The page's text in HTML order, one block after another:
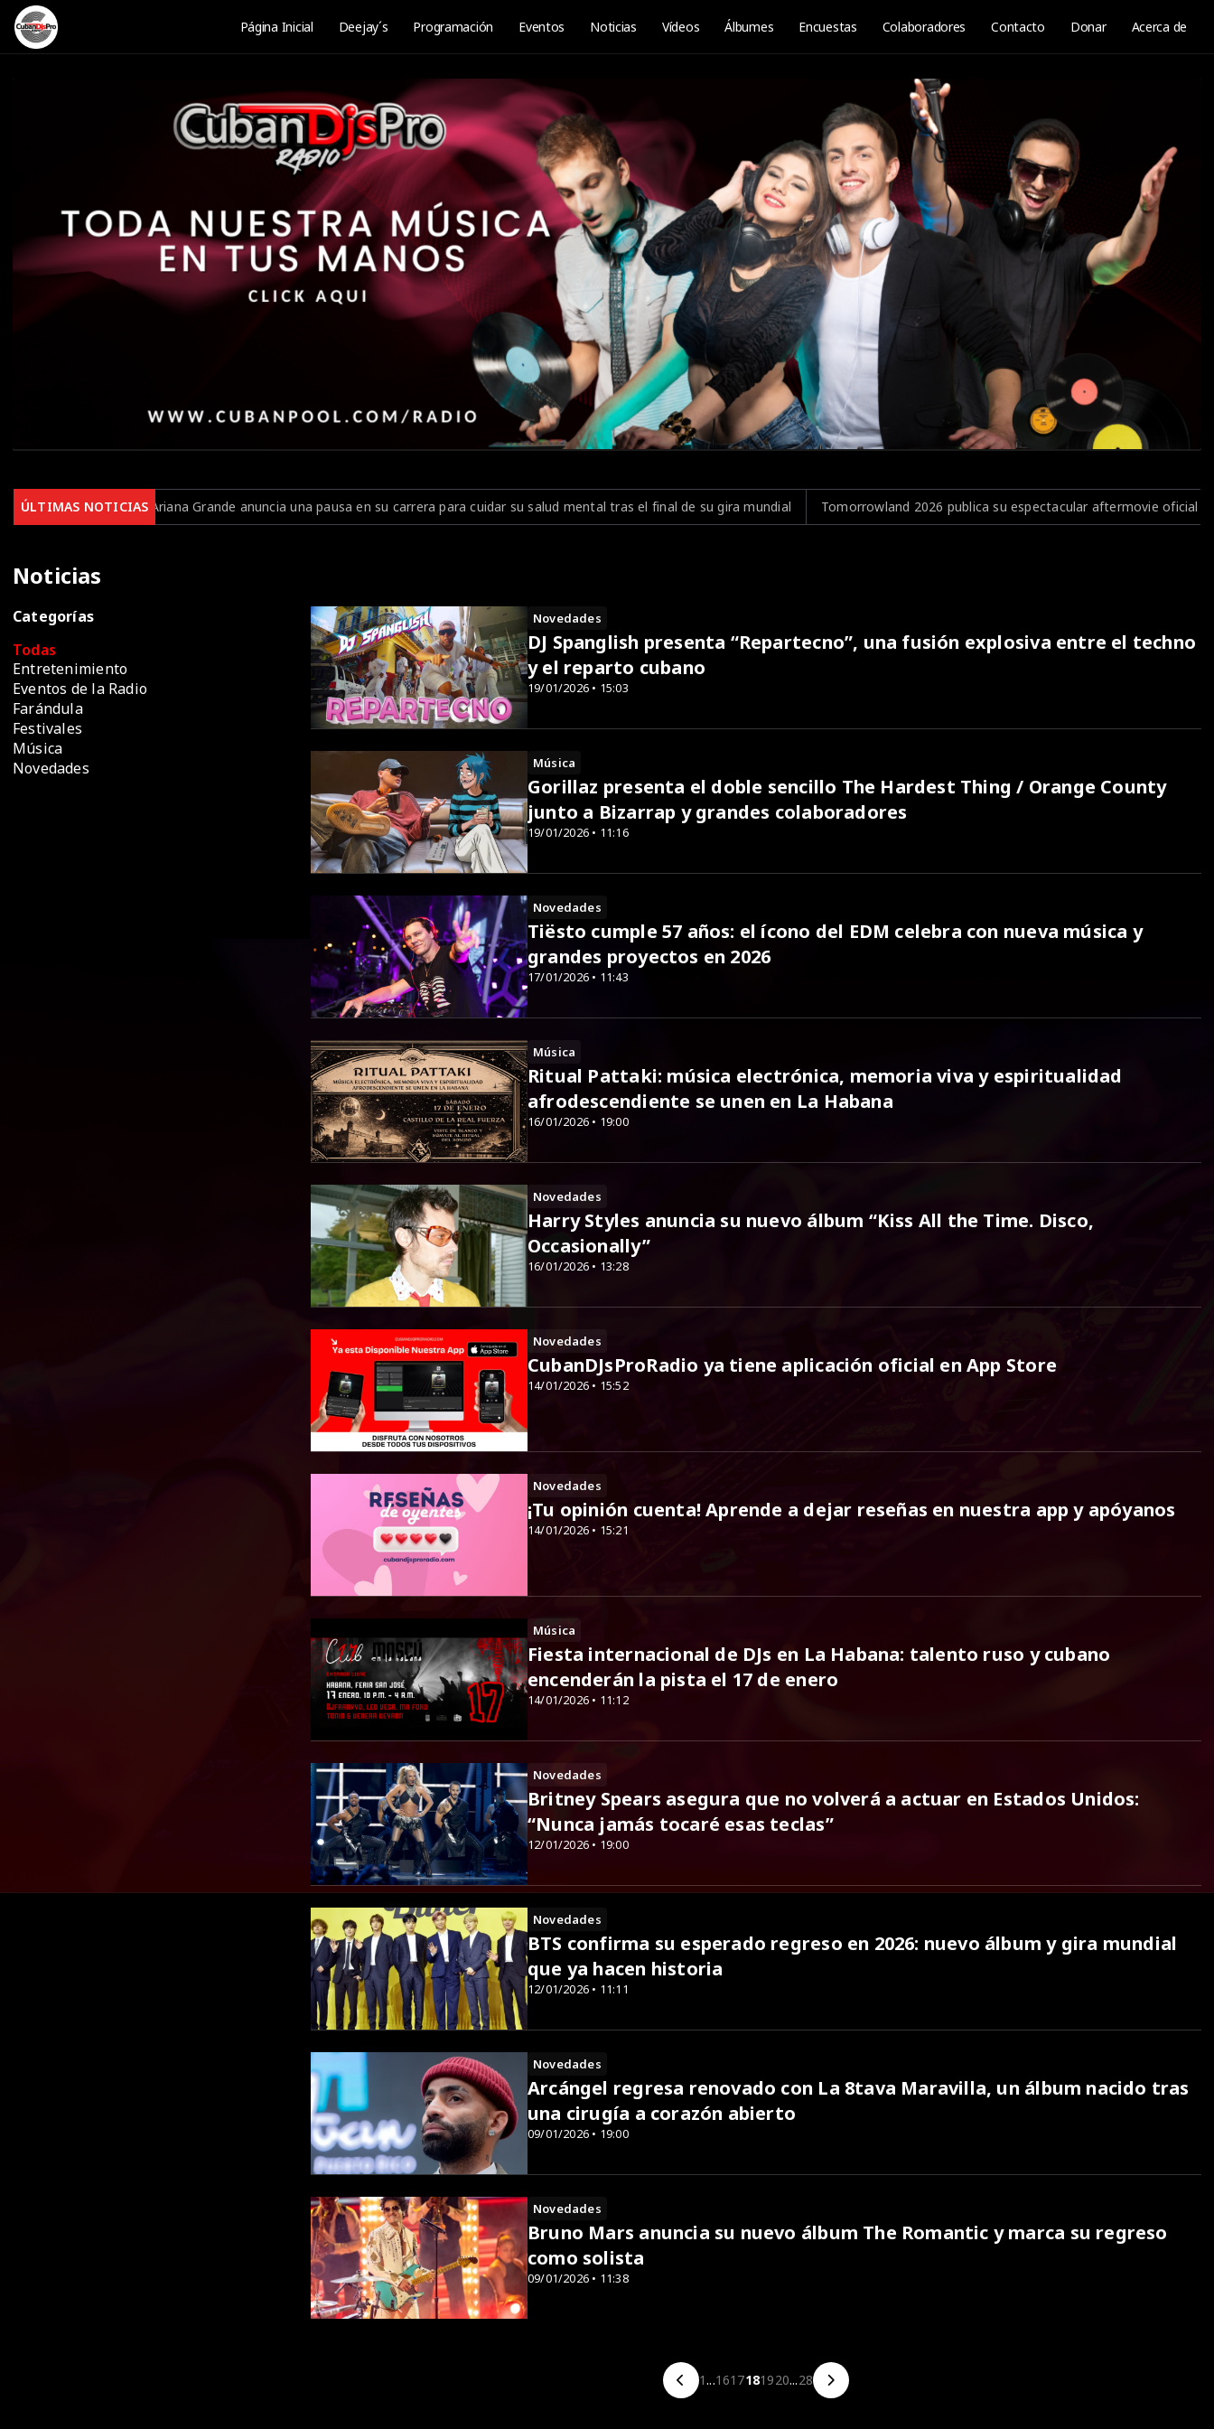
Página Inicial Deejay´s Programación Eventos Noticias Vídeos Álbumes Encuestas Colaboradores Contacto Donar Acerca de
ÚLTIMAS NOTICIAS
Ariana Grande anuncia una pausa en su carrera para cuidar su salud mental tras el final de su gira mundial Tomorrowland 2026 publica su espectacular aftermovie oficial y revive la magia del
Noticias
Categorías
Todas
Entretenimiento
Eventos de la Radio
Farándula
Festivales
Música
Novedades
Novedades
19/01/2026 • 15:03
DJ Spanglish presenta “Repartecno”, una fusión explosiva entre el techno
y el reparto cubano
Música
19/01/2026 • 11:16
Gorillaz presenta el doble sencillo The Hardest Thing / Orange County
junto a Bizarrap y grandes colaboradores
Novedades
17/01/2026 • 11:43
Tiësto cumple 57 años: el ícono del EDM celebra con nueva música y
grandes proyectos en 2026
Música
16/01/2026 • 19:00
Ritual Pattaki: música electrónica, memoria viva y espiritualidad
afrodescendiente se unen en La Habana
Novedades
16/01/2026 • 13:28
Harry Styles anuncia su nuevo álbum “Kiss All the Time. Disco,
Occasionally”
Novedades
14/01/2026 • 15:52
CubanDJsProRadio ya tiene aplicación oficial en App Store
Novedades
14/01/2026 • 15:21
¡Tu opinión cuenta! Aprende a dejar reseñas en nuestra app y apóyanos
Música
14/01/2026 • 11:12
Fiesta internacional de DJs en La Habana: talento ruso y cubano
encenderán la pista el 17 de enero
Novedades
12/01/2026 • 19:00
Britney Spears asegura que no volverá a actuar en Estados Unidos:
“Nunca jamás tocaré esas teclas”
Novedades
12/01/2026 • 11:11
BTS confirma su esperado regreso en 2026: nuevo álbum y gira mundial
que ya hacen historia
Novedades
09/01/2026 • 19:00
Arcángel regresa renovado con La 8tava Maravilla, un álbum nacido tras
una cirugía a corazón abierto
Novedades
09/01/2026 • 11:38
Bruno Mars anuncia su nuevo álbum The Romantic y marca su regreso
como solista
1...1617181920...28